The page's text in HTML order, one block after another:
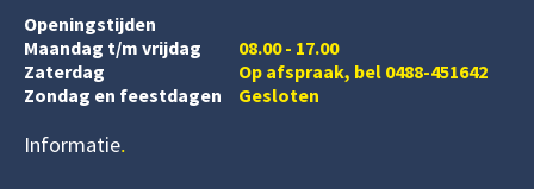
Openingstijden
Maandag t/m vrijdag
08.00 - 17.00
Zaterdag
Op afspraak, bel 0488-451642
Zondag en feestdagen
Gesloten
Informatie